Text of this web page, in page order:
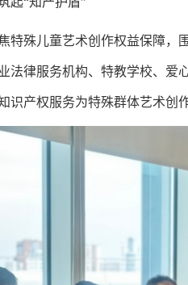
特殊儿童艺术创作权益保障，
法律服务机构、特教学校、爱
识产权服务为特殊群体艺术创